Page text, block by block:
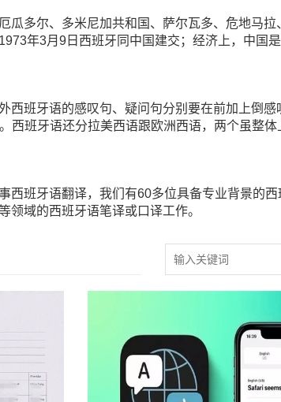
多尔、多米尼加共和国、萨尔瓦多、危地马拉
年3月9日西班牙同中国建交；经济上，中国
班牙语的感叹句、疑问句分别要在前加上倒感
西班牙语还分拉美西语跟欧洲西语，两个虽整体
班牙语翻译，我们有60多位具备专业背景的
域的西班牙语笔译或口译工作。